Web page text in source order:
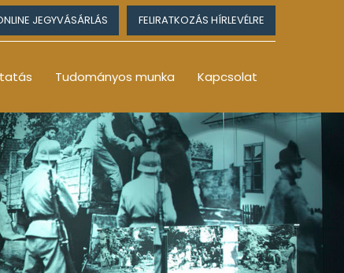
JEGYVÁSÁRLÁS FELIRATKOZÁS HÍRLEVÉLRE
Tudományos munka Kapcsolat